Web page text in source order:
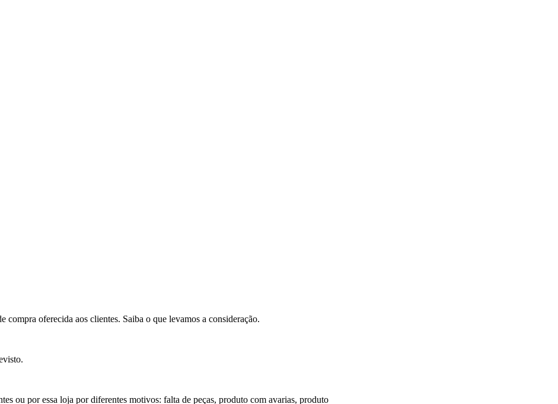
compra oferecida aos clientes. Saiba o que levamos a consideração.
ou por essa loja por diferentes motivos: falta de peças, produto com avarias, produto